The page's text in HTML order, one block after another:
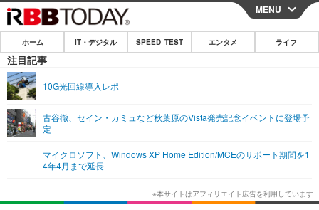
CLOSE
ホーム
IT・デジタル
ショッピング その他
SPEED TEST
エンタメ
エンタメTOP
韓国・芸能
ライフ
ライフTOP グルメ
リリース一覧
MENU
ホーム IT・デジタル SPEED TEST エンタメ ライフ
注目記事
10G光回線導入レポ
古谷徹、セイン・カミュなど秋葉原のVista発売記念イベントに登場予
定
マイクロソフト、Windows XP Home Edition/MCEのサポート期間を1
4年4月まで延長